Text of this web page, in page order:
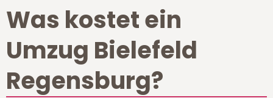
Was kostet ein
Umzug Bielefeld
Regensburg?